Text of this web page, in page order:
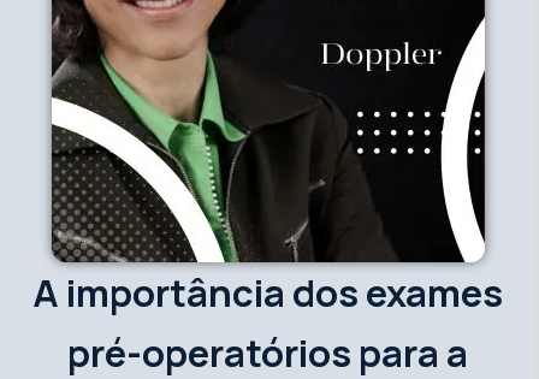
A importância dos exames
pré-operatórios para a